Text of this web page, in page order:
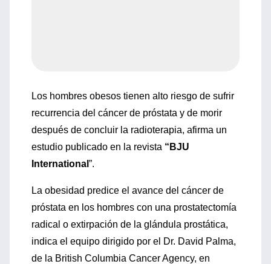
Los hombres obesos tienen alto riesgo de sufrir
recurrencia del cáncer de próstata y de morir
después de concluir la radioterapia, afirma un
estudio publicado en la revista “BJU
International ”.
La obesidad predice el avance del cáncer de
próstata en los hombres con una prostatectomía
radical o extirpación de la glándula prostática,
indica el equipo dirigido por el Dr. David Palma,
de la British Columbia Cancer Agency, en